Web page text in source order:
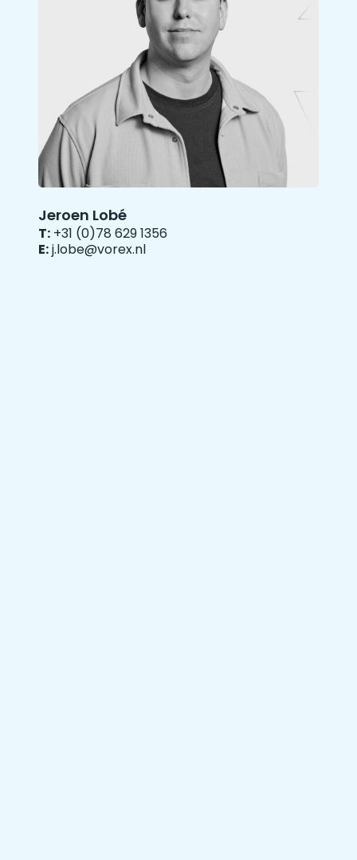
Jeroen Lobé
T: +31 (0)78 629 1356
E:j.lobe@vorex.nl